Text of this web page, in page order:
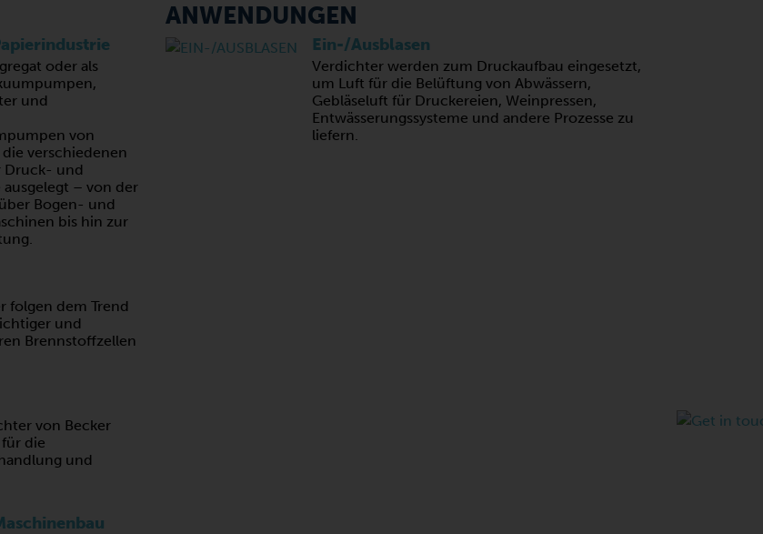
oder als
und
von
verschiedenen
Druck- und
– von der
Bogen- und
bis hin zur
folgen dem Trend
und
Brennstoffzellen
von Becker
die
und
ANWENDUNGEN
Ein-/Ausblasen
Verdichter werden zum Druckaufbau eingesetzt,
um Luft für die Belüftung von Abwässern,
Gebläseluft für Druckereien, Weinpressen,
Entwässerungssysteme und andere Prozesse zu
liefern.